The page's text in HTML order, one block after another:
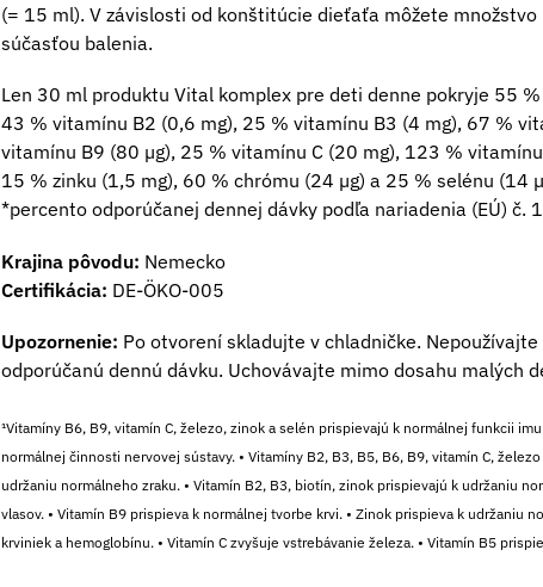
(= 15 ml). V závislosti od konštitúcie dieťaťa môžete
súčasťou balenia.
Len 30 ml produktu Vital komplex pre deti denne pokryje 55
43 % vitamínu B2 (0,6 mg), 25 % vitamínu B3 (4 mg), 67 %
vitamínu B9 (80 µg), 25 % vitamínu C (20 mg), 123 %
15 % zinku (1,5 mg), 60 % chrómu (24 µg) a 25 % selénu (14
*percento odporúčanej dennej dávky podľa nariadenia (EÚ) č.
Krajina pôvodu: Nemecko
Certifikácia: DE-ÖKO-005
Upozornenie: Po otvorení skladujte v chladničke.
odporúčanú dennú dávku. Uchovávajte mimo dosahu malých
¹Vitamíny B6, B9, vitamín C, železo, zinok a selén prispievajú k normálnej funkcii
normálnej činnosti nervovej sústavy. • Vitamíny B2, B3, B5, B6, B9, vitamín C,
udržaniu normálneho zraku. • Vitamín B2, B3, biotín, zinok prispievajú k udržaniu
vlasov. • Vitamín B9 prispieva k normálnej tvorbe krvi. • Zinok prispieva k udržaniu
krviniek a hemoglobínu. • Vitamín C zvyšuje vstrebávanie železa. • Vitamín B5